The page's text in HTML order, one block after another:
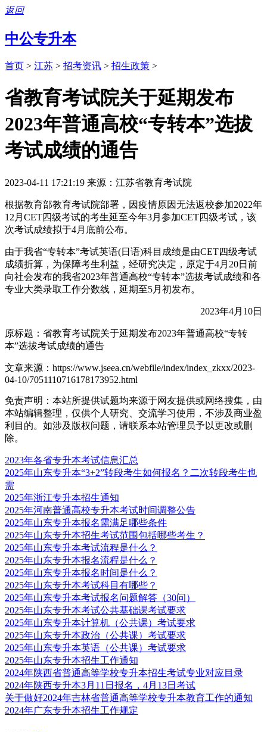
返回
中公专升本
首页 > 江苏 > 招考资讯 > 招生政策 >
省教育考试院关于延期发布
2023年普通高校“专转本”选拔
考试成绩的通告
2023-04-11 17:21:19 来源：江苏省教育考试院
根据教育部教育考试院部署，因疫情原因无法返校参加2022年
12月CET四级考试的考生延至今年3月参加CET四级考试，该
次考试成绩拟于4月底前公布。
由于我省“专转本”考试英语(日语)科目成绩是由CET四级考试
成绩折算，为保障考生利益，经研究决定，原定于4月20日前
向社会发布的我省2023年普通高校“专转本”选拔考试成绩和各
专业大类录取工作分数线，延期至5月初发布。
2023年4月10日
原标题：省教育考试院关于延期发布2023年普通高校“专转
本”选拔考试成绩的通告
文章来源：https://www.jseea.cn/webfile/index/index_zkxx/2023-
04-10/7051110716178173952.html
免责声明：本站所提供试题均来源于网友提供或网络搜集，由
本站编辑整理，仅供个人研究、交流学习使用，不涉及商业盈
利目的。如涉及版权问题，请联系本站管理员予以更改或删
除。
2023年各省专升本考试信息汇总
2025年山东专升本“3+2”转段考生如何报名？二次转段考生也
需
2025年浙江专升本招生通知
2025年河南普通高校专升本考试时间调整公告
2025年山东专升本报名需满足哪些条件
2025年山东专升本招生考试范围包括哪些考生？
2025年山东专升本考试流程是什么？
2025年山东专升本报名流程是什么？
2025年山东专升本报名时间是什么？
2025年山东专升本考试科目有哪些？
2025年山东专升本考试报名问题解答（30问）
2025年山东专升本考试公共基础课考试要求
2025年山东专升本计算机（公共课）考试要求
2025年山东专升本政治（公共课）考试要求
2025年山东专升本英语（公共课）考试要求
2025年山东专升本招生工作通知
2024年陕西省普通高等学校专升本招生考试专业对应目录
2024年陕西专升本3月11日报名，4月13日考试
关于做好2024年吉林省普通高等学校专升本教育工作的通知
2024年广东专升本招生工作规定